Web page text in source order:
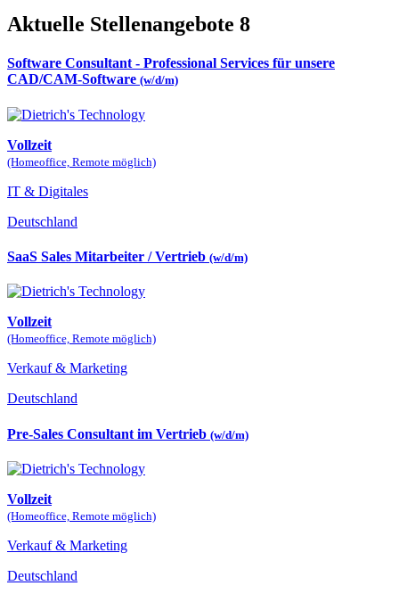
Aktuelle Stellenangebote 8
Software Consultant - Professional Services für unsere
CAD/CAM-Software (w/d/m)
Vollzeit
(Homeoffice, Remote möglich)
IT & Digitales
Deutschland
SaaS Sales Mitarbeiter / Vertrieb (w/d/m)
Vollzeit
(Homeoffice, Remote möglich)
Verkauf & Marketing
Deutschland
Pre-Sales Consultant im Vertrieb (w/d/m)
Vollzeit
(Homeoffice, Remote möglich)
Verkauf & Marketing
Deutschland